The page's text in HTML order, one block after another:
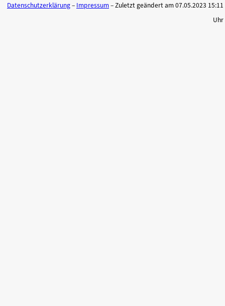
Datenschutzerklärung– Impressum– Zuletzt geändert am 07.05.2023 15:11
Uhr